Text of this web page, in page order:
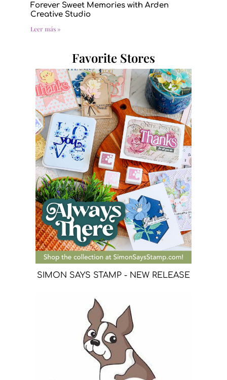
Forever Sweet Memories with Arden
Creative Studio
Leer más »
Favorite Stores
SIMON SAYS STAMP - NEW RELEASE